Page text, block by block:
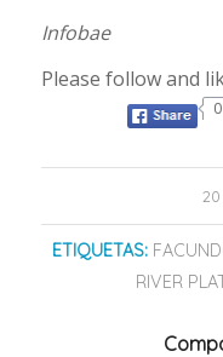
Infobae
Please follow and
0
ETIQUETAS:
RIVER